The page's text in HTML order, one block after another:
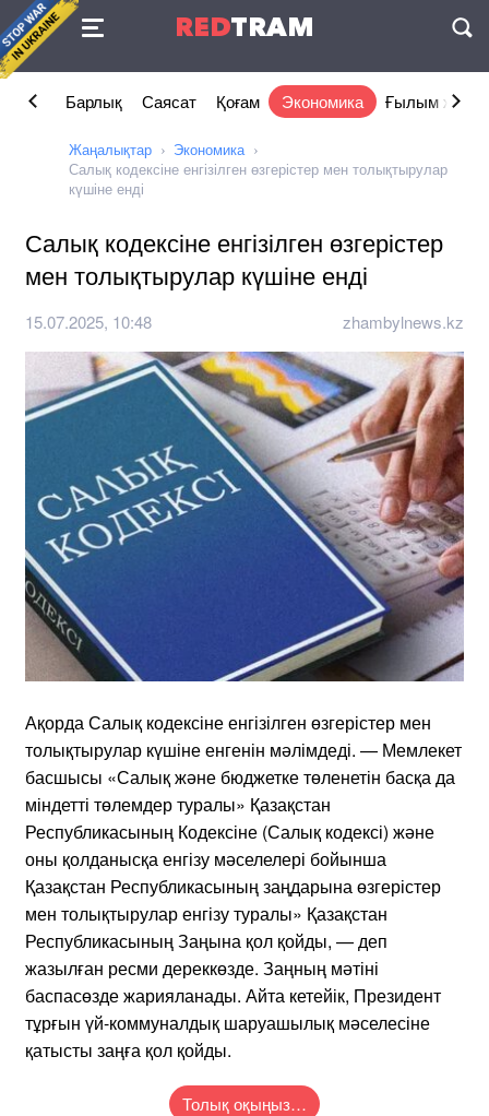
REDTRAM
Келісімі
Барлық Саясат Қоғам Экономика Ғылым және
Жаңалықтар
Экономика
Салық кодексіне енгізілген өзгерістер мен толықтырулар
күшіне енді
Салық кодексіне енгізілген өзгерістер
мен толықтырулар күшіне енді
15.07.2025, 10:48 zhambylnews.kz
Ақорда Салық кодексіне енгізілген өзгерістер мен
толықтырулар күшіне енгенін мәлімдеді. — Мемлекет
басшысы «Салық және бюджетке төленетін басқа да
міндетті төлемдер туралы» Қазақстан
Республикасының Кодексіне (Салық кодексі) және
оны қолданысқа енгізу мәселелері бойынша
Қазақстан Республикасының заңдарына өзгерістер
мен толықтырулар енгізу туралы» Қазақстан
Республикасының Заңына қол қойды, — деп
жазылған ресми дереккөзде. Заңның мәтіні
баспасөзде жарияланады. Айта кетейік, Президент
тұрғын үй-коммуналдық шаруашылық мәселесіне
қатысты заңға қол қойды.
Толық оқыңыз…